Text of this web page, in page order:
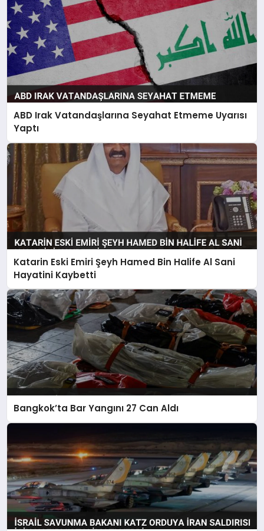
ABD Irak Vatandaşlarına Seyahat Etmeme Uyarısı
Yaptı
Katarin Eski Emiri Şeyh Hamed Bin Halife Al Sani
Hayatini Kaybetti
Bangkok’ta Bar Yangını 27 Can Aldı